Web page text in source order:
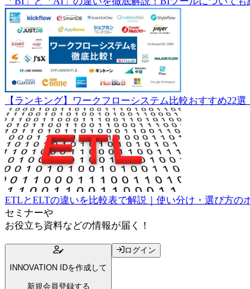
【ランキング】ワークフローシステム比較おすすめ22
ETLとELTの違いを比較表で解説｜使い分け・選び方の
セミナーや
お役立ち資料などの情報が届く！
INNOVATION IDを作成して
新規会員登録する
ログイン